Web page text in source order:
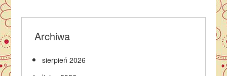
Archiwa
sierpień 2026